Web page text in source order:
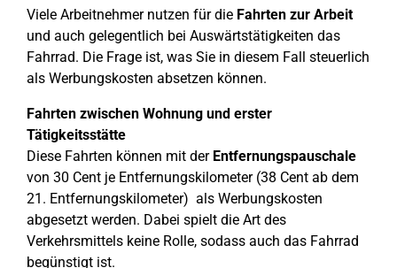
Viele Arbeitnehmer nutzen für die Fahrten zur Arbeit
und auch gelegentlich bei Auswärtstätigkeiten das
Fahrrad. Die Frage ist, was Sie in diesem Fall steuerlich
als Werbungskosten absetzen können.
Fahrten zwischen Wohnung und erster
Tätigkeitsstätte
Diese Fahrten können mit der Entfernungspauschale
von 30 Cent je Entfernungskilometer (38 Cent ab dem
21. Entfernungskilometer) als Werbungskosten
abgesetzt werden. Dabei spielt die Art des
Verkehrsmittels keine Rolle, sodass auch das Fahrrad
begünstigt ist.